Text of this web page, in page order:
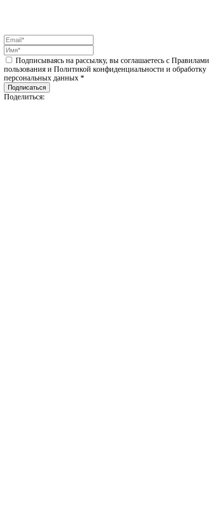
Подписываясь на рассылку, вы соглашаетесь с Правилами
пользования и Политикой конфиденциальности и обработку
персональных данных *
Подписаться
Поделиться: